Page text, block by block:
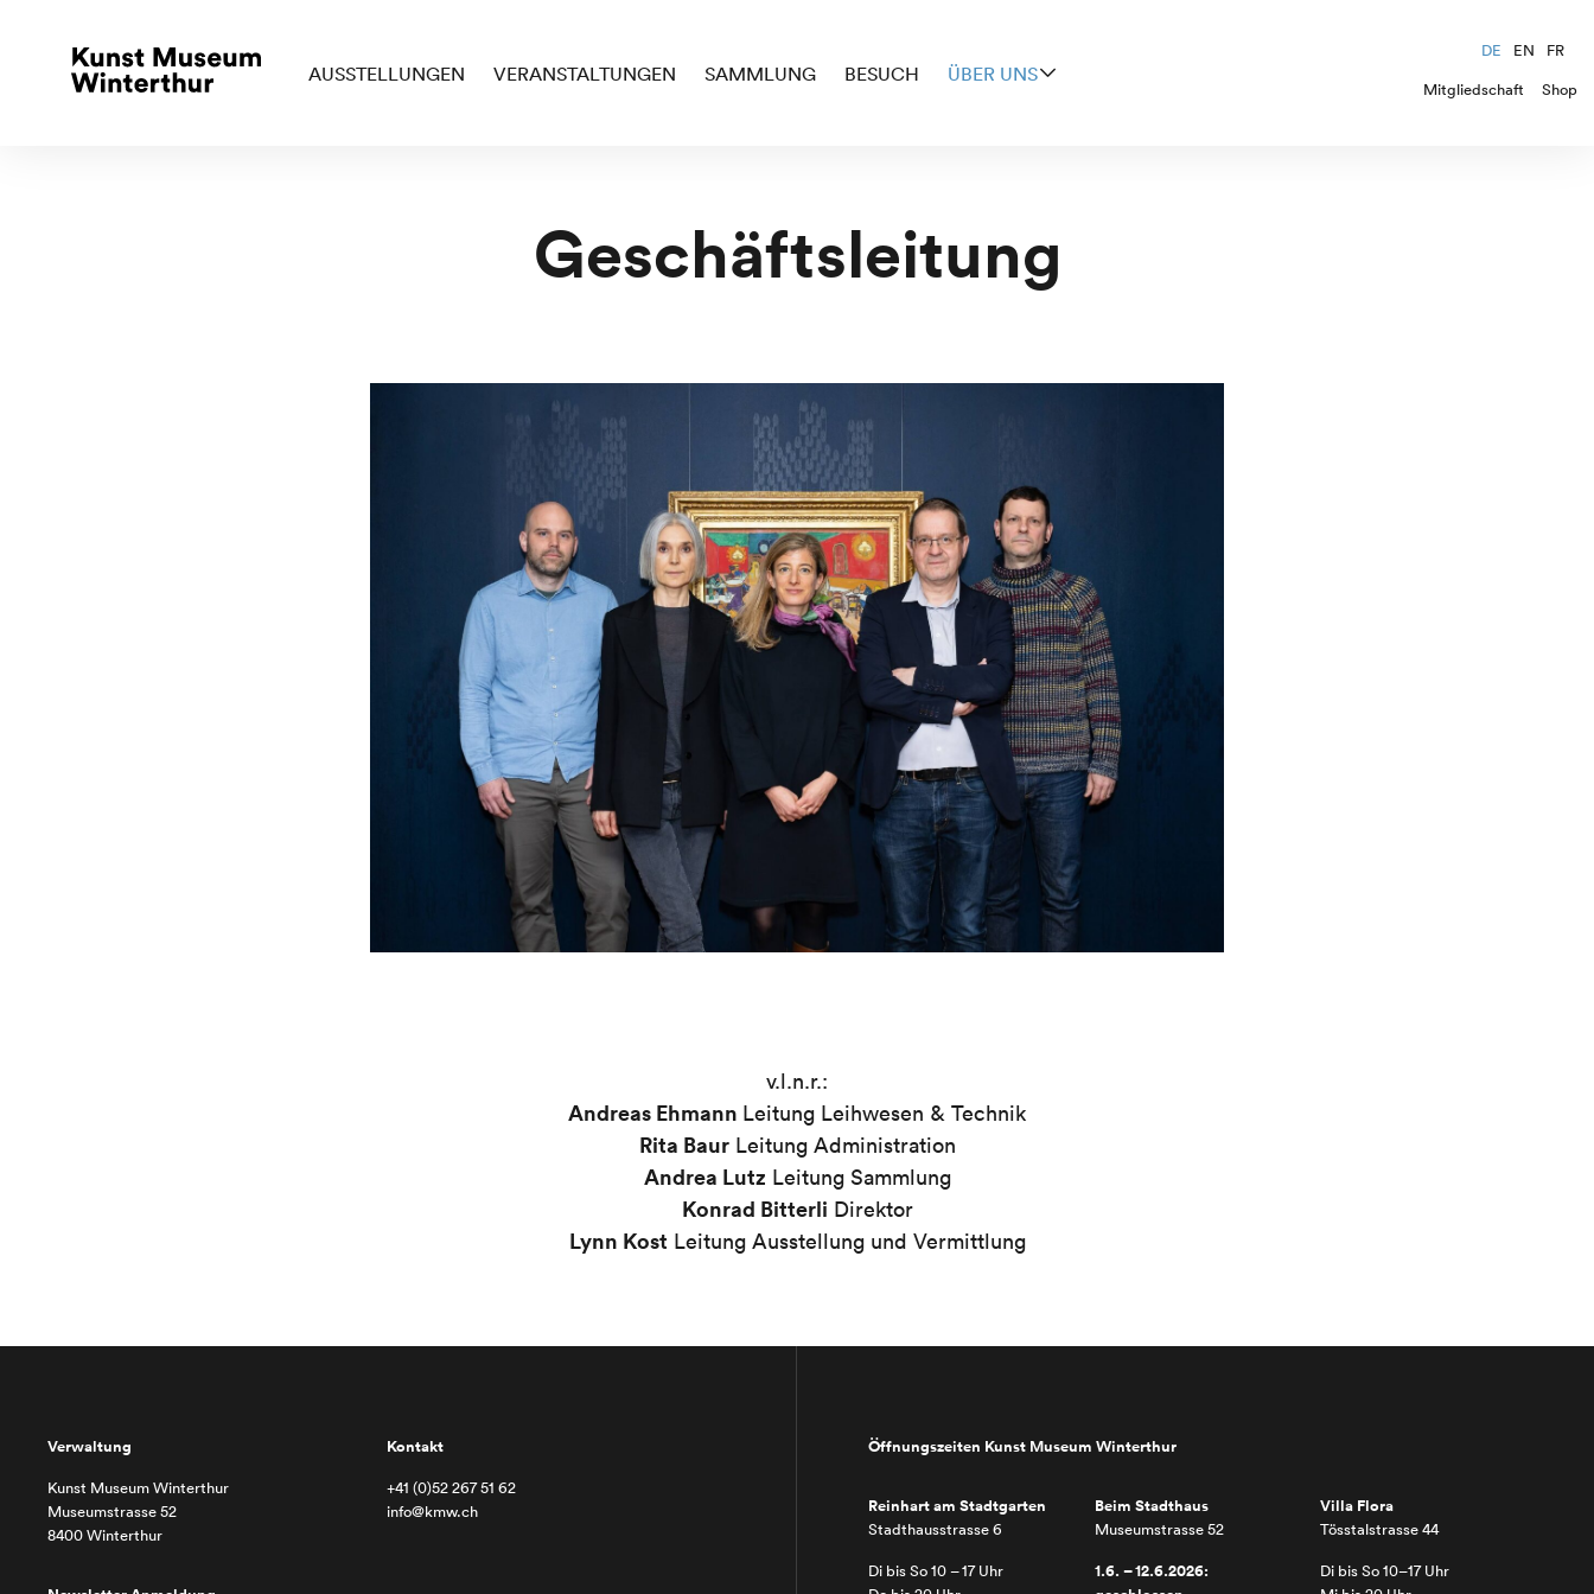
AUSSTELLUNGEN VERANSTALTUNGEN SAMMLUNG BESUCH ÜBER UNS
DE EN
FR
Mitgliedschaft
Shop
Geschäftsleitung
v.l.n.r.:
Andreas Ehmann Leitung Leihwesen & Technik
Rita BaurLeitung Administration
Andrea Lutz Leitung Sammlung
Konrad Bitterli Direktor
Lynn Kost Leitung Ausstellung und Vermittlung
Verwaltung
Kunst Museum Winterthur
Museumstrasse 52
8400 Winterthur
Kontakt
+41 (0)52 267 51 62
info@kmw.ch
Öffnungszeiten Kunst Museum Winterthur
Reinhart am Stadtgarten
Stadthausstrasse 6
Di bis So 10 – 17 Uhr
Beim Stadthaus
Museumstrasse 52
1.6. – 12.6.2026:
Villa Flora
Tösstalstrasse 44
Di bis So 10–17 Uhr